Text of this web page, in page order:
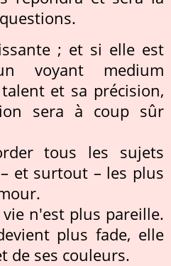
; et si elle est
voyant medium
et sa précision,
sera à coup sûr
tous les sujets
et surtout – les plus
n'est plus pareille.
plus fade, elle
de ses couleurs.